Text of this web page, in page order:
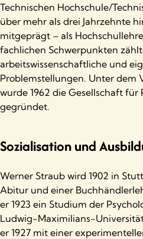
Technischen Hochschule/
über mehr als drei Jahrzehnte
mitgeprägt – als
fachlichen Schwerpunkten
arbeitswissenschaftliche und
Problemstellungen. Unter dem
wurde 1962 die Gesellschaft für
gegründet.
Sozialisation und
Werner Straub wird 1902 in
Abitur und einer
er 1923 ein Studium der
Ludwig-Maximilians-
er 1927 mit einer